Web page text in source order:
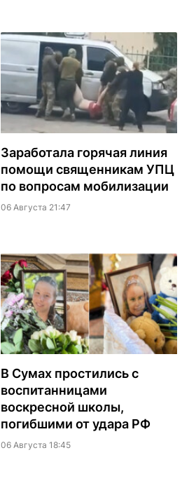
Заработала горячая линия
помощи священникам УПЦ
по вопросам мобилизации
06 Августа 21:47
В Сумах простились с
воспитанницами
воскресной школы,
погибшими от удара РФ
06 Августа 18:45